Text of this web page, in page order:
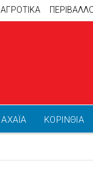
ΑΓΡΟΤΙΚΑ
ΑΧΑΪΑ ΚΟΡΙΝΘΙΑ